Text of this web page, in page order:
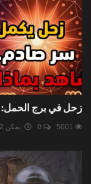
زحل في برج
يمكن 12, 2025